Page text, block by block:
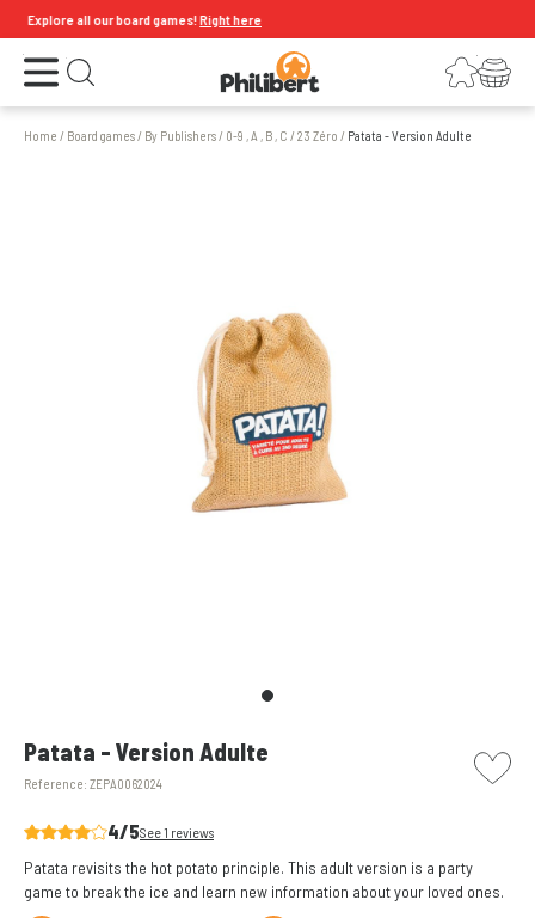
Explore all our board games!Right here
Open the menu Open search LoginYour shopping cart
Home / Board games/ By Publishers/ 0-9 , A , B , C /23 Zéro / Patata - Version Adulte
Patata - Version Adulte
Reference: ZEPA0062024
picto
4/5See 1 reviews
Patata revisits the hot potato principle. This adult version is a party
game to break the ice and learn new information about your loved ones.